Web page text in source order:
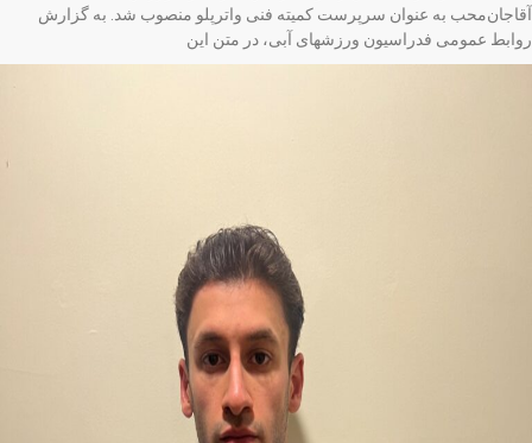
به عنوان سرپرست کمیته فنی واترپلو منصوب شد. به گزارش
عمومی فدراسیون ورزشهای آبی، در متن این